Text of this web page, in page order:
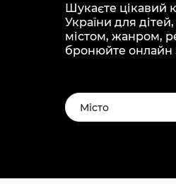
Шукаєте цікавий
України для
містом, жанром,
бронюйте онлайн
Місто